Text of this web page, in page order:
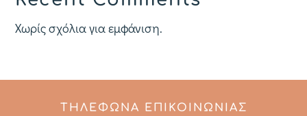
Χωρίς σχόλια για εμφάνιση.
ΤΗΛΕΦΩΝΑ ΕΠΙΚΟΙΝΩΝΙΑΣ